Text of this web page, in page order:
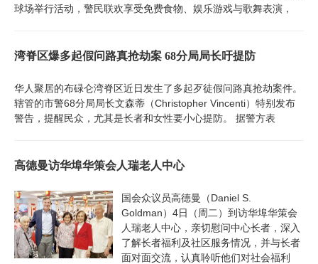
球场举行活动，警民联欢享受免费食物、娱乐游戏与歌舞表演，
湾脊区爆多起假问路真抢劫案 68分局局长吁提防
华人聚居的布碌仑湾脊区近日发生了多起歹徒假问路真抢劫案件。
辖管的市警68分局局长文森蒂（Christopher Vincenti）特别发布
警告，提醒民众，尤其是长者和女性要小心提防。 据警方表
高德曼访华埠华策会人瑞老人中心
国会众议员高德曼（Daniel S.
Goldman）4日（周二）到访华埠华策会
人瑞老人中心，亲切慰问中心长者，深入
了解长者福利及社区服务情况，并与长者
面对面交流，认真聆听他们对社会福利